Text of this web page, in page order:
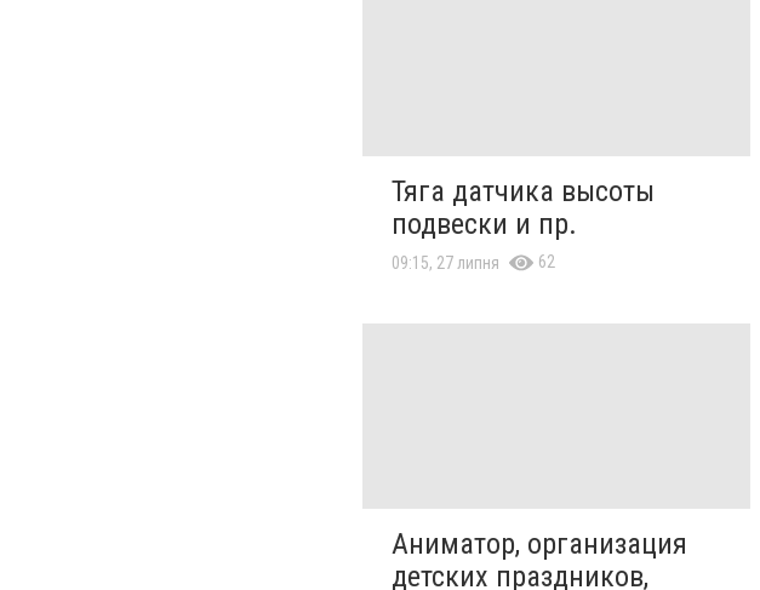
Тяга датчика высоты
подвески и пр.
09:15, 27 липня 62
Аниматор, организация
детских праздников,